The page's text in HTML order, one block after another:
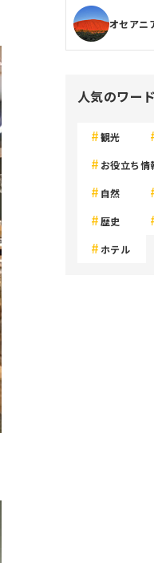
オセアニ
人気のワード
観光
お役立ち情
自然
歴史
ホテル